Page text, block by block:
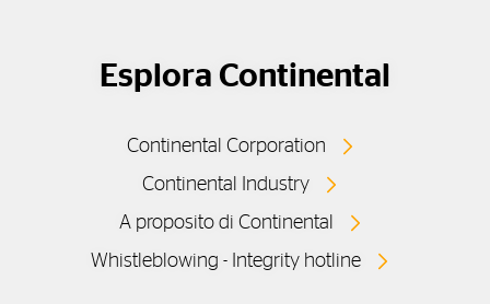
Esplora Continental
Continental Corporation
Continental Industry
A proposito di Continental
Whistleblowing - Integrity hotline